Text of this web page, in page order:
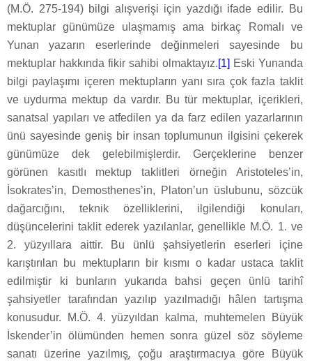
(M.Ö. 275-194) bilgi alışverişi için yazdığı ifade edilir. Bu
mektuplar günümüze ulaşmamış ama birkaç Romalı ve
Yunan yazarın eserlerinde değinmeleri sayesinde bu
mektuplar hakkında fikir sahibi olmaktayız.[1] Eski Yunanda
bilgi paylaşımı içeren mektupların yanı sıra çok fazla taklit
ve uydurma mektup da vardır. Bu tür mektuplar, içerikleri,
sanatsal yapıları ve atfedilen ya da farz edilen yazarlarının
ünü sayesinde geniş bir insan toplumunun ilgisini çekerek
günümüze dek gelebilmişlerdir. Gerçeklerine benzer
görünen kasıtlı mektup taklitleri örneğin Aristoteles’in,
İsokrates’in, Demosthenes’in, Platon’un üslubunu, sözcük
dağarcığını, teknik özelliklerini, ilgilendiği konuları,
düşüncelerini taklit ederek yazılanlar, genellikle M.Ö. 1. ve
2. yüzyıllara aittir. Bu ünlü şahsiyetlerin eserleri içine
karıştırılan bu mektupların bir kısmı o kadar ustaca taklit
edilmiştir ki bunların yukarıda bahsi geçen ünlü tarihî
şahsiyetler tarafından yazılıp yazılmadığı hâlen tartışma
konusudur. M.Ö. 4. yüzyıldan kalma, muhtemelen Büyük
İskender’in ölümünden hemen sonra güzel söz söyleme
sanatı üzerine yazılmış̧, çoğu araştırmacıya göre Büyük